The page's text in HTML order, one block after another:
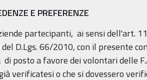
E PREFERENZE
partecipanti, ai sensi dell'art.
D.Lgs. 66/2010, con il presente
posto a favore dei volontari delle
verificatesi o che si dovessero